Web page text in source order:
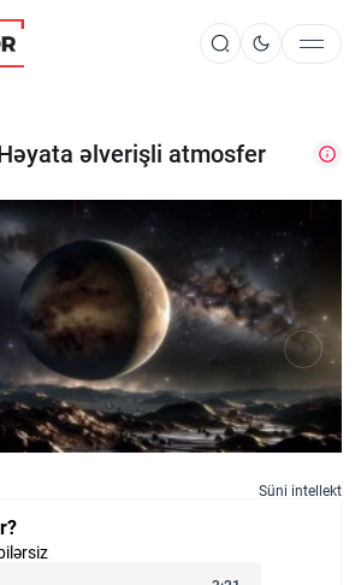
əlverişli atmosfer
Süni intellekt